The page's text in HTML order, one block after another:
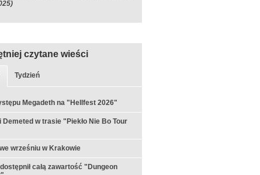
czytane wieści
Tydzień
Megadeth na "Hellfest 2026"
Demeted w trasie "Piekło Nie Bo Tour
wrześniu w Krakowie
całą zawartość "Dungeon